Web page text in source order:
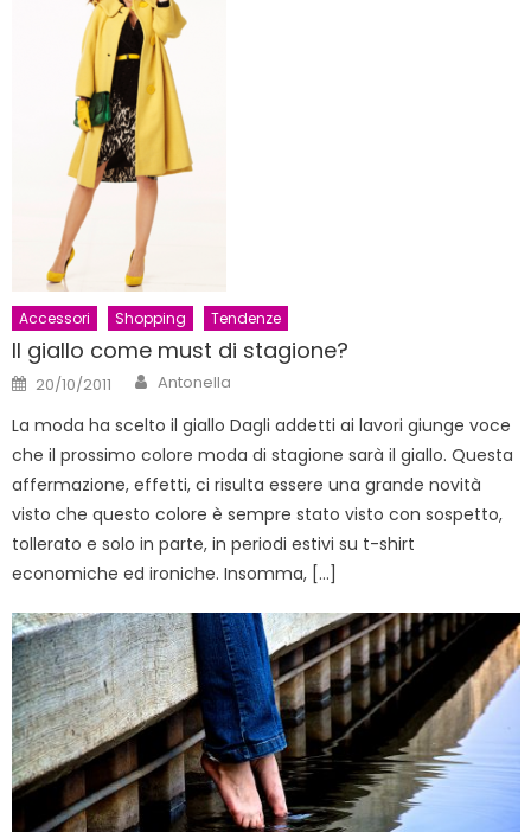
Accessori Shopping Tendenze
Il giallo come must di stagione?
Posted
on
20/10/2011 Author
Antonella
La moda ha scelto il giallo Dagli addetti ai lavori giunge voce
che il prossimo colore moda di stagione sarà il giallo. Questa
affermazione, effetti, ci risulta essere una grande novità
visto che questo colore è sempre stato visto con sospetto,
tollerato e solo in parte, in periodi estivi su t-shirt
economiche ed ironiche. Insomma, […]